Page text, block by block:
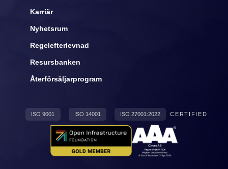
Karriär
Nyhetsrum
Regelefterlevnad
Resursbanken
Återförsäljarprogram
ISO 9001 ISO 14001 ISO 27001:2022 CERTIFIED